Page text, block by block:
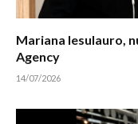
Mariana Iesulauro,
Agency
14/07/2026